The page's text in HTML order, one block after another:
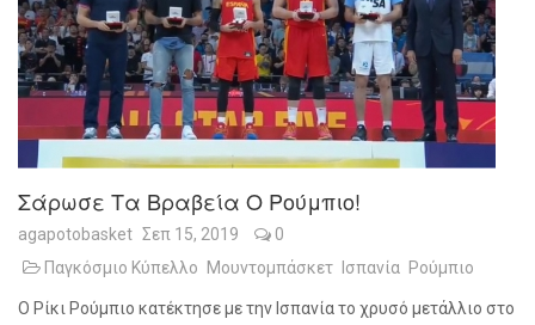
Σάρωσε Τα Βραβεία Ο Ρούμπιο!
agapotobasket Σεπ 15, 2019
0
Παγκόσμιο Κύπελλο
Μουντομπάσκετ Ισπανία Ρούμπιο
Ο Ρίκι Ρούμπιο κατέκτησε με την Ισπανία το χρυσό μετάλλιο στο